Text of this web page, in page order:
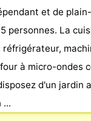
et de
personnes. La
à micro-ondes
d'un jardin
...